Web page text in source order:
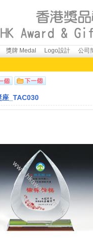
獎牌 Medal Logo設計 公司
座_TAC030